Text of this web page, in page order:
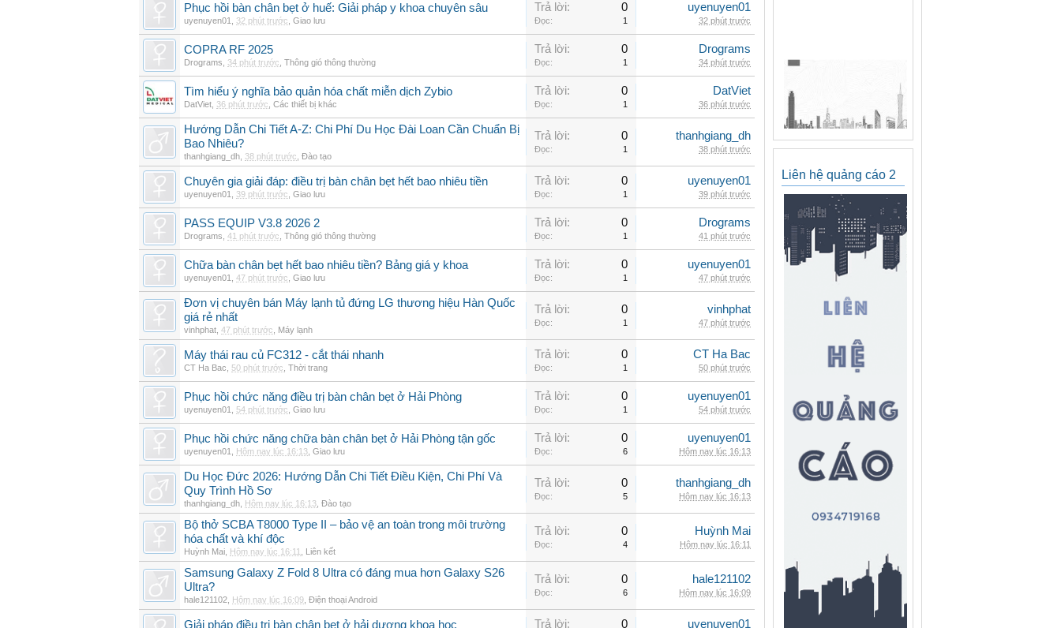
Phục hồi bàn chân bẹt ở huế: Giải pháp y khoa chuyên sâu
uyenuyen01 32 phút trước Giao lưu
Trả lời: 0
Đọc: 1
uyenuyen01
32 phút trước
COPRA RF 2025
Drograms 34 phút trước Thông gió thông thường
Trả lời: 0
Đọc: 1
Drograms
34 phút trước
Tìm hiểu ý nghĩa bảo quản hóa chất miễn dịch Zybio
DatViet 36 phút trước Các thiết bị khác
Trả lời: 0
Đọc: 1
DatViet
36 phút trước
Hướng Dẫn Chi Tiết A-Z: Chi Phí Du Học Đài Loan Cần Chuẩn Bị
Bao Nhiêu?
thanhgiang_dh 38 phút trước Đào tạo
Trả lời: 0
Đọc: 1
thanhgiang_dh
38 phút trước
Chuyên gia giải đáp: điều trị bàn chân bẹt hết bao nhiêu tiền
uyenuyen01 39 phút trước Giao lưu
Trả lời: 0
Đọc: 1
uyenuyen01
39 phút trước
PASS EQUIP V3.8 2026 2
Drograms 41 phút trước Thông gió thông thường
Trả lời: 0
Đọc: 1
Drograms
41 phút trước
Chữa bàn chân bẹt hết bao nhiêu tiền? Bảng giá y khoa
uyenuyen01 47 phút trước Giao lưu
Trả lời: 0
Đọc: 1
uyenuyen01
47 phút trước
Đơn vị chuyên bán Máy lạnh tủ đứng LG thương hiệu Hàn Quốc
giá rẻ nhất
vinhphat 47 phút trước Máy lạnh
Trả lời: 0
Đọc: 1
vinhphat
47 phút trước
Máy thái rau củ FC312 - cắt thái nhanh
CT Ha Bac 50 phút trước Thời trang
Trả lời: 0
Đọc: 1
CT Ha Bac
50 phút trước
Phục hồi chức năng điều trị bàn chân bẹt ở Hải Phòng
uyenuyen01 54 phút trước Giao lưu
Trả lời: 0
Đọc: 1
uyenuyen01
54 phút trước
Phục hồi chức năng chữa bàn chân bẹt ở Hải Phòng tận gốc
uyenuyen01 Hôm nay lúc 16:13 Giao lưu
Trả lời: 0
Đọc: 6
uyenuyen01
Hôm nay lúc 16:13
Du Học Đức 2026: Hướng Dẫn Chi Tiết Điều Kiện, Chi Phí Và
Quy Trình Hồ Sơ
thanhgiang_dh Hôm nay lúc 16:13 Đào tạo
Trả lời: 0
Đọc: 5
thanhgiang_dh
Hôm nay lúc 16:13
Bộ thở SCBA T8000 Type II – bảo vệ an toàn trong môi trường
hóa chất và khí độc
Huỳnh Mai Hôm nay lúc 16:11 Liên kết
Trả lời: 0
Đọc: 4
Huỳnh Mai
Hôm nay lúc 16:11
Samsung Galaxy Z Fold 8 Ultra có đáng mua hơn Galaxy S26
Ultra?
hale121102 Hôm nay lúc 16:09 Điện thoại Android
Trả lời: 0
Đọc: 6
hale121102
Hôm nay lúc 16:09
Giải pháp điều trị bàn chân bẹt ở hải dương khoa học Trả lời: 0 uyenuyen01
Liên hệ quảng cáo 2